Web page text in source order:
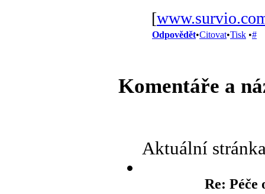
[
Odpovědět•Citovat•Tisk •#
Komentáře a
Aktuální
Re: Péče